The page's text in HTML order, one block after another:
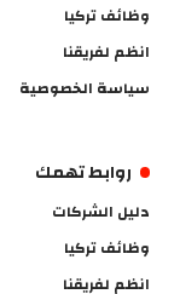
وظائف تركيا
انظم لفريقنا
سياسة الخصوصية
روابط تهمك
دليل الشركات
وظائف تركيا
انظم لفريقنا